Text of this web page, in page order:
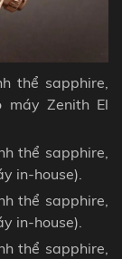
thể sapphire,
máy Zenith El
thể sapphire,
in-house).
thể sapphire,
in-house).
thể sapphire,